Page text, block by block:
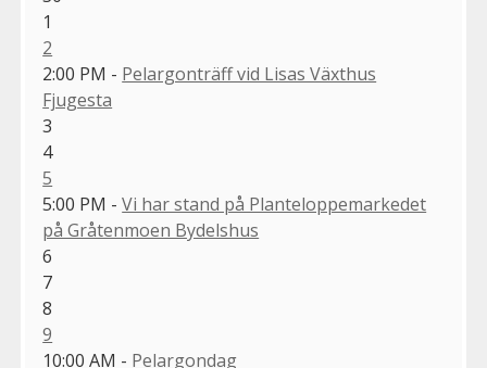
1
2
2:00 PM - Pelargonträff vid Lisas Växthus
Fjugesta
3
4
5
5:00 PM -Vi har stand på Planteloppemarkedet
på Gråtenmoen Bydelshus
6
7
8
9
10:00 AM - Pelargondag